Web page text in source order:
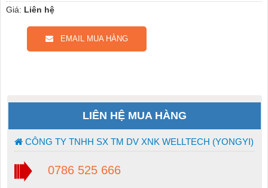
Giá: Liên hệ
EMAIL MUA HÀNG
LIÊN HỆ MUA HÀNG
CÔNG TY TNHH SX TM DV XNK WELLTECH (YONGYI)
0786 525 666